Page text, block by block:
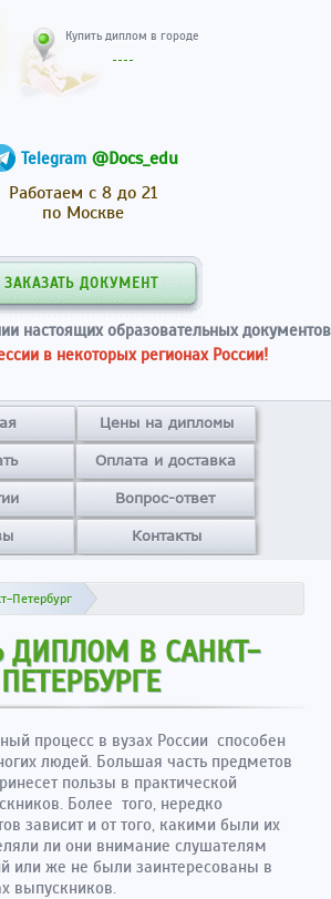
Telegram @Docs_edu
Работаем с 8 до 21
по Москве
ЗАКАЗАТЬ ДОКУМЕНТ
настоящих образовательных документов
в некоторых регионах России!
Цены на дипломы
Оплата и доставка
Вопрос-ответ
Контакты
Петербург
ДИПЛОМ В САНКТ-
ПЕТЕРБУРГЕ
процесс в вузах России способен
людей. Большая часть предметов
пользы в практической
Более того, нередко
зависит и от того, какими были их
ли они внимание слушателям
или же не были заинтересованы в
выпускников.